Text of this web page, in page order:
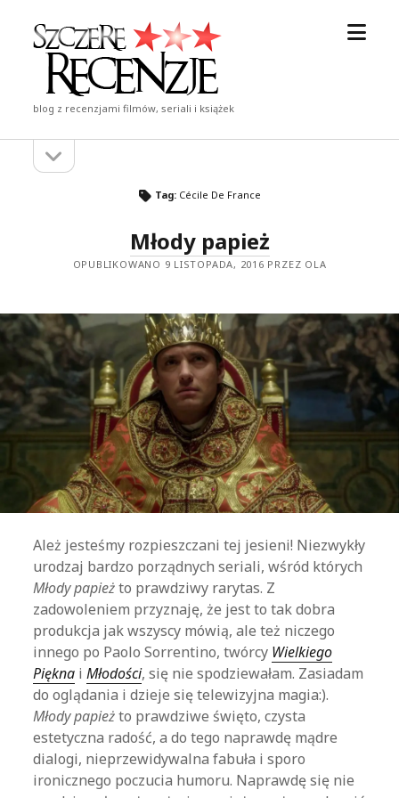
Szczere
Recenzje
blog z recenzjami filmów, seriali i książek
Pasekpasek
Tag: Cécile De France
Młody papież
OPUBLIKOWANO 9 LISTOPADA, 2016 PRZEZ OLA
Ależ jesteśmy rozpieszczani tej jesieni! Niezwykły
urodzaj bardzo porządnych seriali, wśród których
Młody papieżto prawdziwy rarytas. Z
zadowoleniem przyznaję, że jest to tak dobra
produkcja jak wszyscy mówią, ale też niczego
innego po Paolo Sorrentino, twórcy Wielkiego
Piękna iMłodości, się nie spodziewałam. Zasiadam
do oglądania i dzieje się telewizyjna magia:).
Młody papieżto prawdziwe święto, czysta
estetyczna radość, a do tego naprawdę mądre
dialogi, nieprzewidywalna fabuła i sporo
ironicznego poczucia humoru. Naprawdę się nie